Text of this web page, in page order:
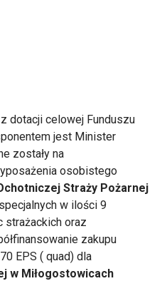
dotacji celowej Funduszu
jest Minister
zostały na
osobistego
Straży Pożarnej
w ilości 9
strażackich oraz
zakupu
EPS ( quad) dla
w Miłogostowicach